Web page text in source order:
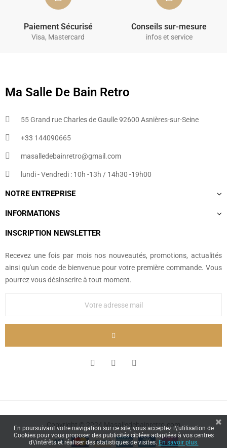
Paiement Sécurisé
Visa, Mastercard
Conseils sur-mesure
infos et service
Ma Salle De Bain Retro
55 Grand rue Charles de Gaulle 92600 Asnières-sur-Seine
+33 144090665​
masalledebainretro@gmail.com
lundi - Vendredi : 10h -13h / 14h30 -19h00
NOTRE ENTREPRISE
INFORMATIONS
INSCRIPTION NEWSLETTER
Recevez une fois par mois nos nouveautés, promotions, actualités
ainsi qu'un code de bienvenue pour votre première commande. Vous
pourrez vous désinscrire à tout moment.
Copyright © 2024 Masalledebainretro.com
En poursuivant votre navigation sur ce site, vous acceptez l\'utilisation de
Cookies pour vous proposer des publicités ciblées adaptées à vos centres
d\'intérêts et réaliser des statistiques de visites. En savoir plus.